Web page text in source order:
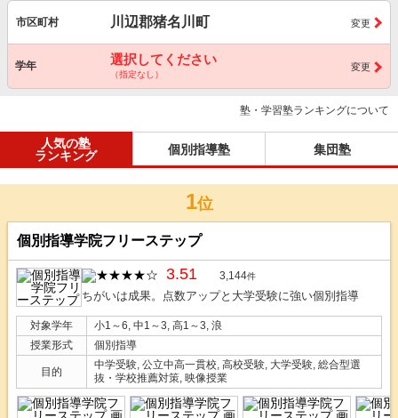
市区町村 川辺郡猪名川町 変更
学年 選択してください
（指定なし）
変更
塾・学習塾ランキングについて
人気の塾
ランキング
個別指導塾 集団塾
1位
個別指導学院フリーステップ
3.51 3,144件
ちがいは成果。点数アップと大学受験に強い個別指導
対象学年
小1～6, 中1～3, 高1～3, 浪
授業形式
個別指導
目的
中学受験, 公立中高一貫校, 高校受験, 大学受験, 総合型選
抜・学校推薦対策, 映像授業